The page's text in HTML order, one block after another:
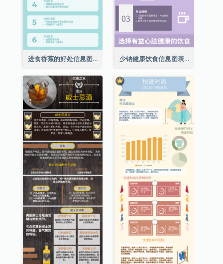
进食香蕉的好处信息图表 少钠健康饮食信息图表